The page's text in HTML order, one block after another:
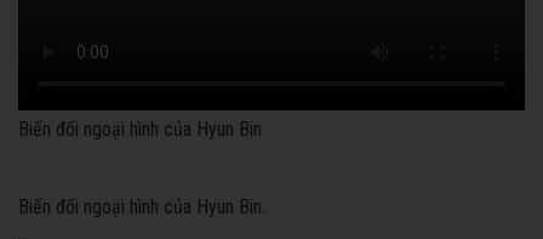
Biến đổi ngoại hình của Hyun Bin
Biến đổi ngoại hình của Hyun Bin.